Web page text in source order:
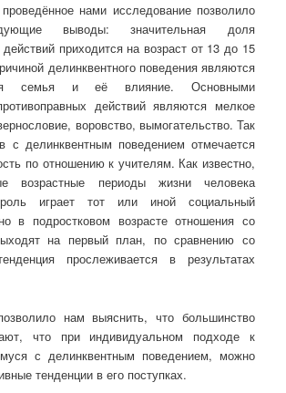
нами исследование позволило
выводы: значительная доля
приходится на возраст от 13 до 15
делинквентного поведения являются
семья и её влияние. Основными
действий являются мелкое
воровство, вымогательство. Так
с делинквентным поведением отмечается
по отношению к учителям. Как известно,
возрастные периоды жизни человека
роль играет тот или иной социальный
в подростковом возрасте отношения со
на первый план, по сравнению со
прослеживается в результатах
нам выяснить, что большинство
что при индивидуальном подходе к
с делинквентным поведением, можно
тенденции в его поступках.